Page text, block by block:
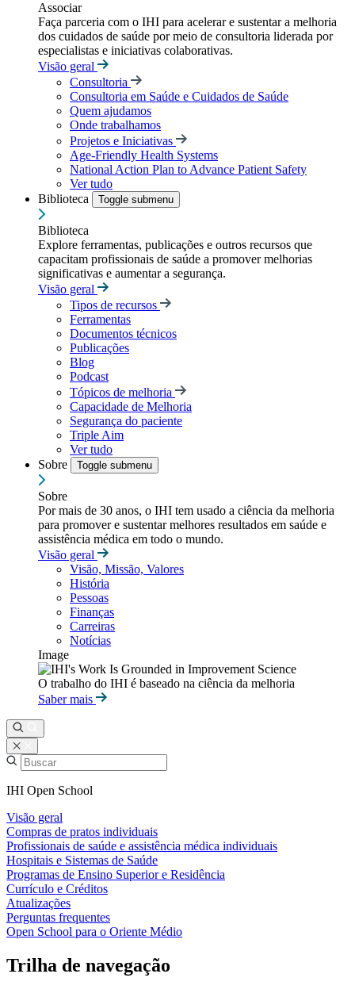
Associar
Faça parceria com o IHI para acelerar e sustentar a melhoria
dos cuidados de saúde por meio de consultoria liderada por
especialistas e iniciativas colaborativas.
Visão geral
Consultoria
Consultoria em Saúde e Cuidados de Saúde
Quem ajudamos
Onde trabalhamos
Projetos e Iniciativas
Age-Friendly Health Systems
National Action Plan to Advance Patient Safety
Ver tudo
Biblioteca
Toggle submenu
Biblioteca
Explore ferramentas, publicações e outros recursos que
capacitam profissionais de saúde a promover melhorias
significativas e aumentar a segurança.
Visão geral
Tipos de recursos
Ferramentas
Documentos técnicos
Publicações
Blog
Podcast
Tópicos de melhoria
Capacidade de Melhoria
Segurança do paciente
Triple Aim
Ver tudo
Sobre
Toggle submenu
Sobre
Por mais de 30 anos, o IHI tem usado a ciência da melhoria
para promover e sustentar melhores resultados em saúde e
assistência médica em todo o mundo.
Visão geral
Visão, Missão, Valores
História
Pessoas
Finanças
Carreiras
Notícias
Image
O trabalho do IHI é baseado na ciência da melhoria
Saber mais
IHI Open School
Visão geral
Compras de pratos individuais
Profissionais de saúde e assistência médica individuais
Hospitais e Sistemas de Saúde
Programas de Ensino Superior e Residência
Currículo e Créditos
Atualizações
Perguntas frequentes
Open School para o Oriente Médio
Trilha de navegação